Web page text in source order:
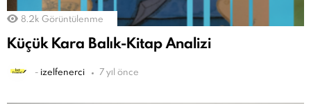
8.2k Görüntülenme
Küçük Kara Balık-Kitap Analizi
- izelfenerci 7 yıl önce